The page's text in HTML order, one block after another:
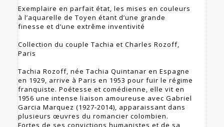
Exemplaire en parfait état, les mises en couleurs
à l’aquarelle de Toyen étant d’une grande
finesse et d’une extrême inventivité
Collection du couple Tachia et Charles Rozoff,
Paris
Tachia Rozoff, née Tachia Quintanar en Espagne
en 1929, arrive à Paris en 1953 pour fuir le régime
franquiste. Poétesse et comédienne, elle vit en
1956 une intense liaison amoureuse avec Gabriel
Garcia Marquez (1927-2014), apparaissant dans
plusieurs œuvres du romancier colombien.